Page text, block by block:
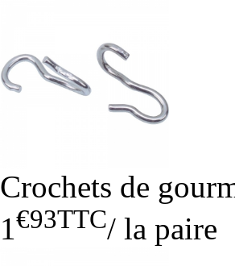
Crochets de
1€93TTC/ la paire